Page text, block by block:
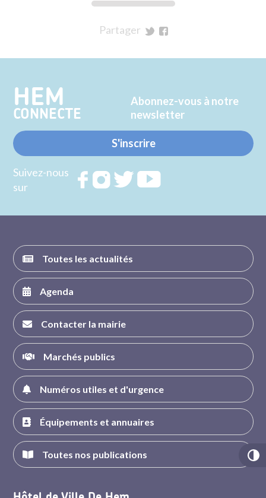
Partager
Twitter
Facebook
HEM
CONNECTE
Abonnez-vous à notre
newsletter
S'inscrire
Suivez-nous
sur
RejoignezRejoignezRejoignez
Toutes les actualités
Agenda
Contacter la mairie
Marchés publics
Numéros utiles et d'urgence
Équipements et annuaires
Toutes nos publications